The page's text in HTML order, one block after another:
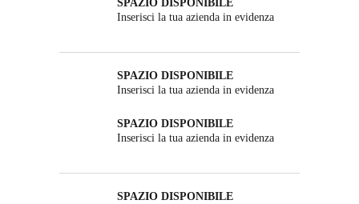
SPAZIO DISPONIBILE
Inserisci la tua azienda in evidenza
SPAZIO DISPONIBILE
Inserisci la tua azienda in evidenza
SPAZIO DISPONIBILE
Inserisci la tua azienda in evidenza
SPAZIO DISPONIBILE